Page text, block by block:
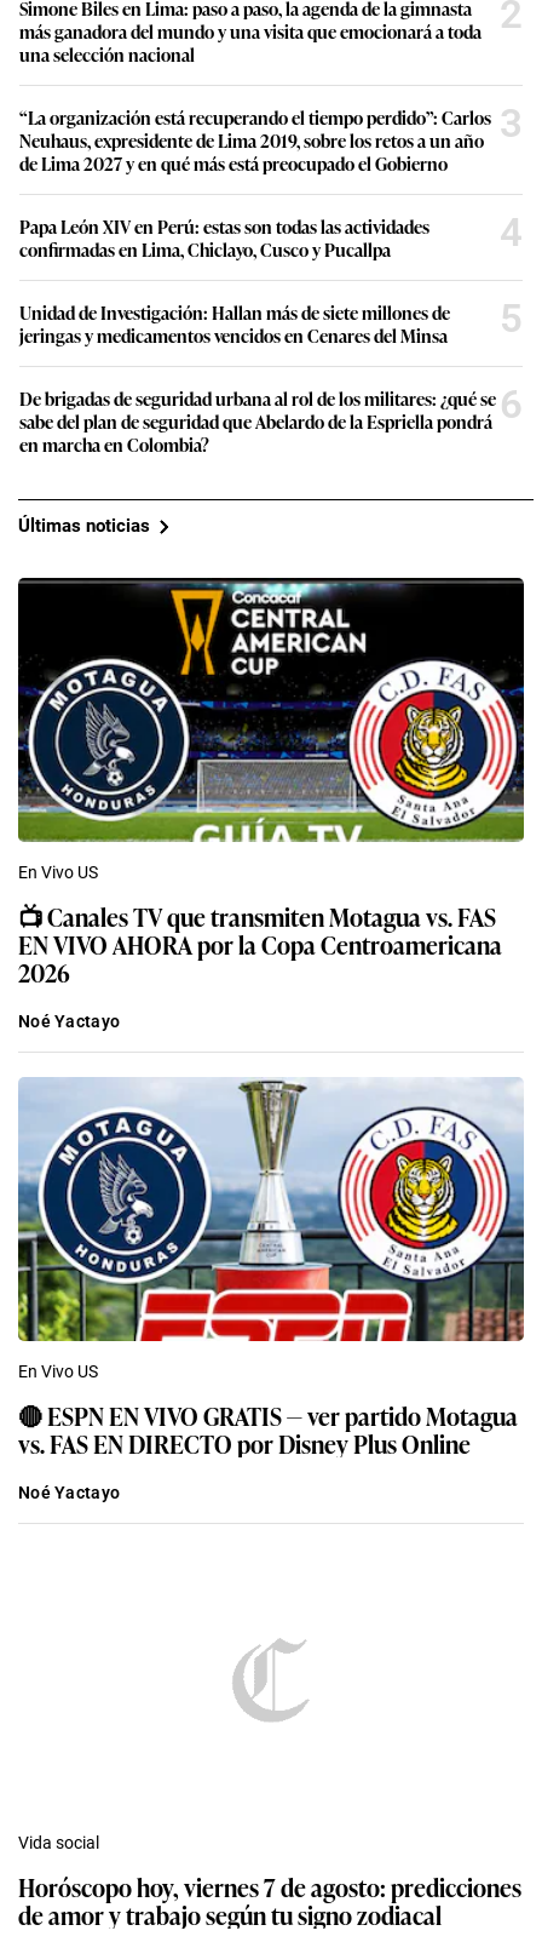
Simone Biles en Lima: paso a paso, la agenda de la gimnasta
más ganadora del mundo y una visita que emocionará a toda
una selección nacional
2
“La organización está recuperando el tiempo perdido”: Carlos
Neuhaus, expresidente de Lima 2019, sobre los retos a un año
de Lima 2027 y en qué más está preocupado el Gobierno
3
Papa León XIV en Perú: estas son todas las actividades
confirmadas en Lima, Chiclayo, Cusco y Pucallpa
4
Unidad de Investigación: Hallan más de siete millones de
jeringas y medicamentos vencidos en Cenares del Minsa
5
De brigadas de seguridad urbana al rol de los militares: ¿qué se
sabe del plan de seguridad que Abelardo de la Espriella pondrá
en marcha en Colombia?
6
Últimas noticias
En Vivo US
📺 Canales TV que transmiten Motagua vs. FAS
EN VIVO AHORA por la Copa Centroamericana
2026
Noé Yactayo
En Vivo US
🔴 ESPN EN VIVO GRATIS — ver partido Motagua
vs. FAS EN DIRECTO por Disney Plus Online
Noé Yactayo
Vida social
Horóscopo hoy, viernes 7 de agosto: predicciones
de amor y trabajo según tu signo zodiacal